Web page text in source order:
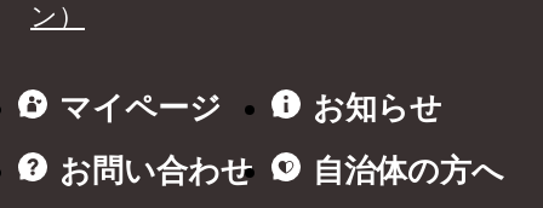
ン）
マイページ
お知らせ
お問い合わせ
自治体の方へ